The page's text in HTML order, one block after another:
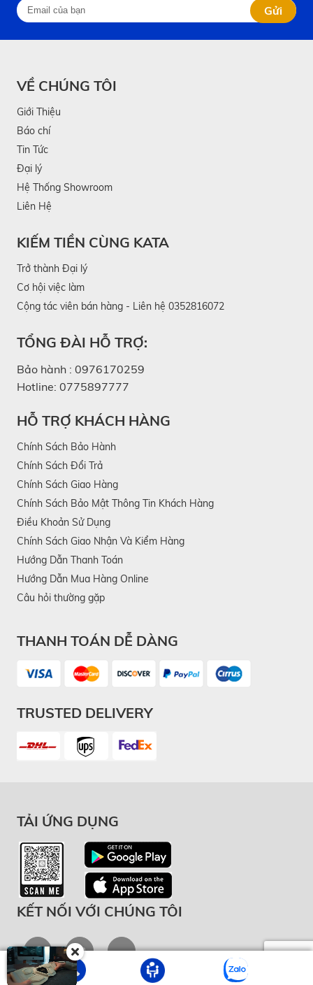
Gửi
VỀ CHÚNG TÔI
Giới Thiệu
Báo chí
Tin Tức
Đại lý
Hệ Thống Showroom
Liên Hệ
KIẾM TIỀN CÙNG KATA
Trở thành Đại lý
Cơ hội việc làm
Cộng tác viên bán hàng - Liên hệ 0352816072
TỔNG ĐÀI HỖ TRỢ:
Bảo hành : 0976170259
Hotline: 0775897777
HỖ TRỢ KHÁCH HÀNG
Chính Sách Bảo Hành
Chính Sách Đổi Trả
Chính Sách Giao Hàng
Chính Sách Bảo Mật Thông Tin Khách Hàng
Điều Khoản Sử Dụng
Chính Sách Giao Nhận Và Kiểm Hàng
Hướng Dẫn Thanh Toán
Hướng Dẫn Mua Hàng Online
Câu hỏi thường gặp
THANH TOÁN DỄ DÀNG
TRUSTED DELIVERY
TẢI ỨNG DỤNG
KẾT NỐI VỚI CHÚNG TÔI